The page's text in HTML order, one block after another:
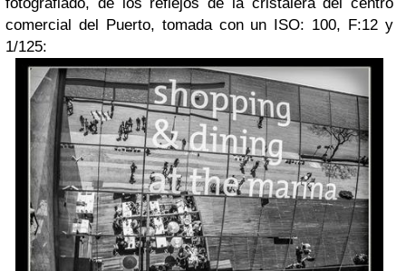
comercial del Puerto, tomada con un ISO: 100, F:12 y
1/125: